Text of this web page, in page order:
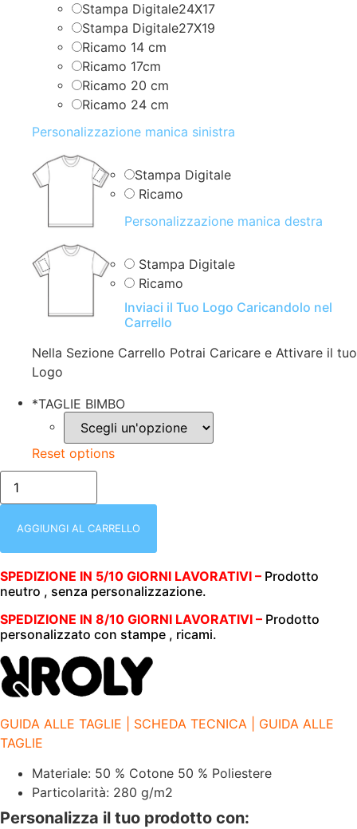
Stampa Digitale24X17
Stampa Digitale27X19
Ricamo 14 cm
Ricamo 17cm
Ricamo 20 cm
Ricamo 24 cm
Personalizzazione manica sinistra
Stampa Digitale
Ricamo
Personalizzazione manica destra
Stampa Digitale
Ricamo
Inviaci il Tuo Logo Caricandolo nel
Carrello
Nella Sezione Carrello Potrai Caricare e Attivare il tuo
Logo
*TAGLIE BIMBO
Reset options
FELPA
GIROCOLLO
|
|
G/M2
|1070
ARANCIONE
31
quantità
AGGIUNGI AL CARRELLO
SPEDIZIONE IN 5/10 GIORNI LAVORATIVI – Prodotto
neutro , senza personalizzazione.
SPEDIZIONE IN 8/10 GIORNI LAVORATIVI – Prodotto
personalizzato con stampe , ricami.
GUIDA ALLE TAGLIE | SCHEDA TECNICA | GUIDA ALLE
TAGLIE
Materiale: 50 % Cotone 50 % Poliestere
Particolarità: 280 g/m2
Personalizza il tuo prodotto con: